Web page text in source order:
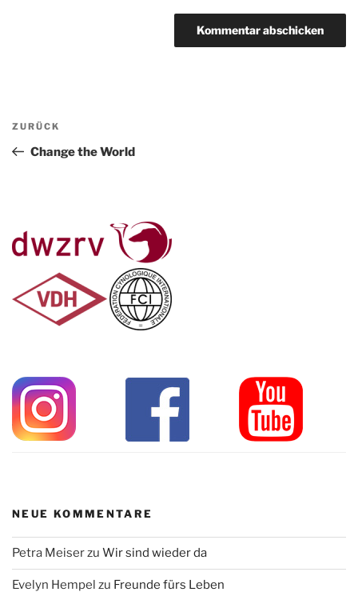
Beitragsnavigation
Vorheriger
Beitrag
ZURÜCK
Change the World
NEUE KOMMENTARE
Petra Meiserzu Wir sind wieder da
Evelyn Hempel zu Freunde fürs Leben